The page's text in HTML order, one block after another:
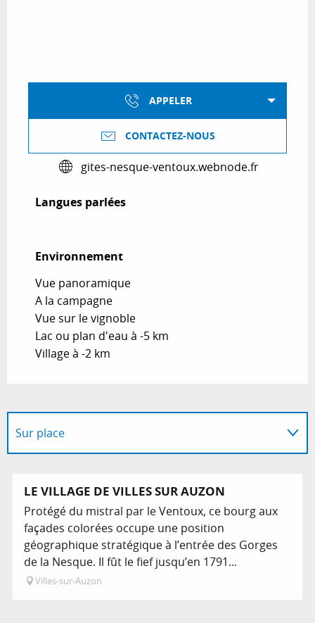
APPELER
CONTACTEZ-NOUS
gites-nesque-ventoux.webnode.fr
Langues parlées
Langues parlées
Environnement
Environnement
Vue panoramique
A la campagne
Vue sur le vignoble
Lac ou plan d'eau à -5 km
Village à -2 km
Sur place
LE VILLAGE DE VILLES SUR AUZON
Protégé du mistral par le Ventoux, ce bourg aux
façades colorées occupe une position
géographique stratégique à l’entrée des Gorges
de la Nesque. Il fût le fief jusqu’en 1791...
Villes-sur-Auzon